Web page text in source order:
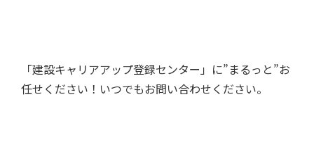
「建設キャリアアップ登録センター」に”まるっと”お
任せください！いつでもお問い合わせください。